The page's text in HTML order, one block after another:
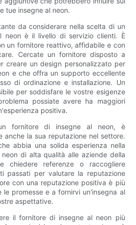
tue insegne al neon.
da considerare nella scelta di un
neon è il livello di servizio clienti. È
un fornitore reattivo, affidabile e con
Cercate un fornitore disposto a
creare un design personalizzato per
e che offra un supporto eccellente
di ordinazione e installazione. Un
per soddisfare le vostre esigenze
possiate avere ha maggiori
positiva.
fornitore di insegne al neon, è
anche la sua reputazione nel settore.
abbia una solida esperienza nella
di alta qualità alle aziende della
chiedere referenze o raccogliere
passati per valutare la reputazione
con una reputazione positiva è più
le promesse e a fornirvi un'insegna al
aspettative.
il fornitore di insegne al neon più